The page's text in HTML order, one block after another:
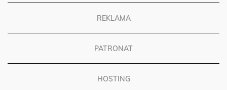
REKLAMA
PATRONAT
HOSTING